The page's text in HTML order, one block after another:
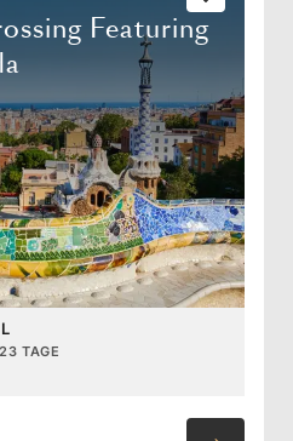
Featuring
23 TAGE